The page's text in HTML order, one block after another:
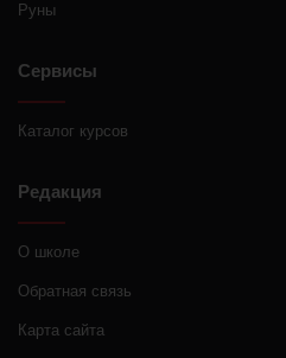
Руны
Сервисы
Каталог курсов
Редакция
О школе
Обратная связь
Карта сайта